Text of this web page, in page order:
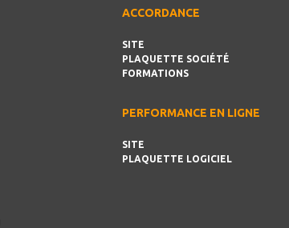
ACCORDANCE
SITE
PLAQUETTE SOCIÉTÉ
FORMATIONS
PERFORMANCE EN LIGNE
SITE
PLAQUETTE LOGICIEL